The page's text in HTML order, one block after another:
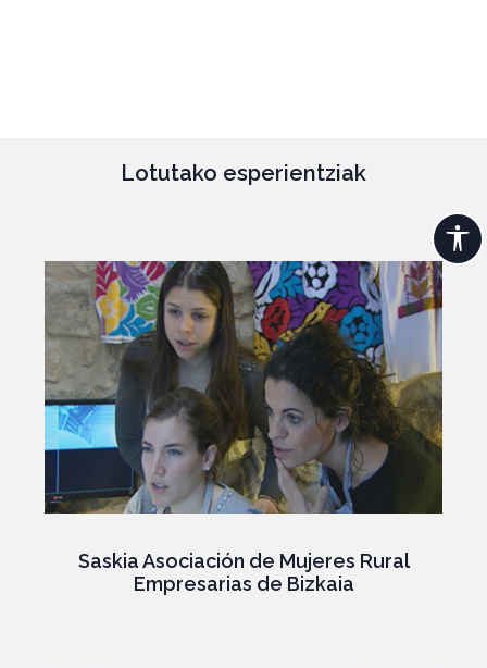
Lotutako esperientziak
Saskia Asociación de Mujeres Rural
Empresarias de Bizkaia